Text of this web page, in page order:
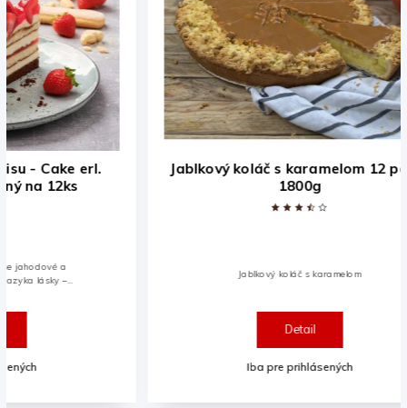
Jablkový koláč s karamelom 12 porcii